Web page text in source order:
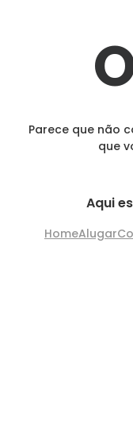
Parece que não
que
Aqui
HomeAlugar